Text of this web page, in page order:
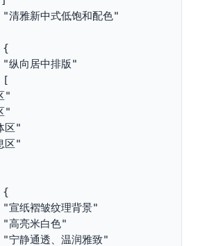
雅新中式低饱和配色"
{
向居中排版"
[
"
"
区"
区"
{
纸褶皱纹理背景"
亮米白色"
静通透、温润雅致"